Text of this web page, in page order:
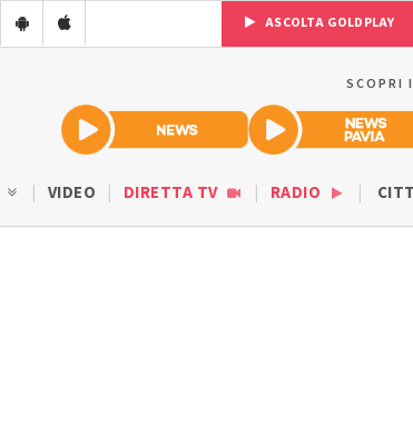
ASCOLTA GOLDPLAY
SCOPRI
VIDEO DIRETTA TV RADIO